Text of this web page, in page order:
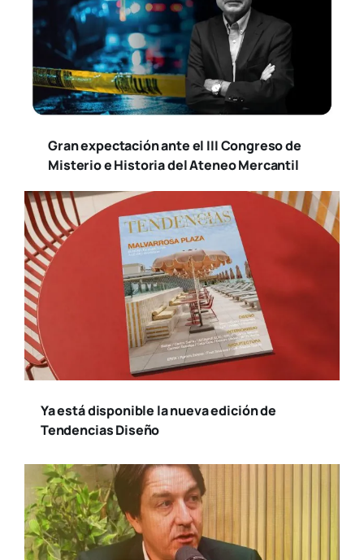
Gran expectación ante el III Congreso de
Misterio e Historia del Ateneo Mercantil
Ya está disponible la nueva edición de
Tendencias Diseño